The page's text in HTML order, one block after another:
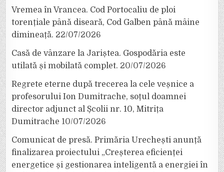
Vremea în Vrancea. Cod Portocaliu de ploi
torențiale până diseară, Cod Galben până mâine
dimineață. 22/07/2026
Casă de vânzare la Jariștea. Gospodăria este
utilată și mobilată complet. 20/07/2026
Regrete eterne după trecerea la cele veșnice a
profesorului Ion Dumitrache, soțul doamnei
director adjunct al Școlii nr. 10, Mitrița
Dumitrache 10/07/2026
Comunicat de presă. Primăria Urechești anunță
finalizarea proiectului „Creșterea eficienței
energetice și gestionarea inteligentă a energiei în